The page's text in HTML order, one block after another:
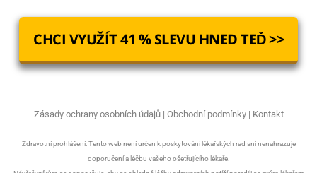
CHCI VYUŽÍT 41 % SLEVU HNED TEĎ >>
Zásady ochrany osobních údajů| Obchodní podmínky| Kontakt
Zdravotní prohlášení: Tento web není určen k poskytování lékařských rad ani nenahrazuje
doporučení a léčbu vašeho ošetřujícího lékaře.